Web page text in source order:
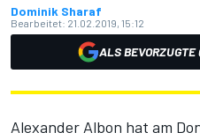
Dominik Sharaf
Bearbeitet: 21.02.2019, 15:12
ALS
Alexander Albon hat am